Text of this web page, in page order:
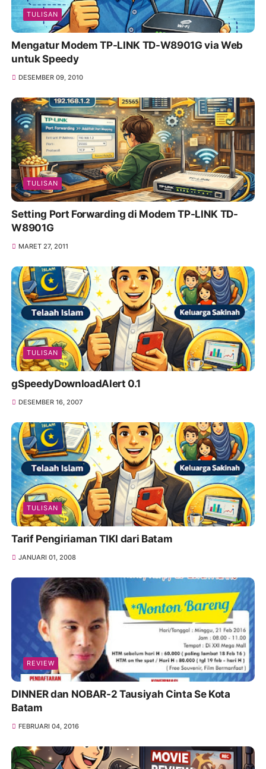
TULISAN
Mengatur Modem TP-LINK TD-W8901G via Web
untuk Speedy
DESEMBER 09, 2010
TULISAN
Setting Port Forwarding di Modem TP-LINK TD-
W8901G
MARET 27, 2011
TULISAN
gSpeedyDownloadAlert 0.1
DESEMBER 16, 2007
TULISAN
Tarif Pengiriaman TIKI dari Batam
JANUARI 01, 2008
REVIEW
DINNER dan NOBAR-2 Tausiyah Cinta Se Kota
Batam
FEBRUARI 04, 2016